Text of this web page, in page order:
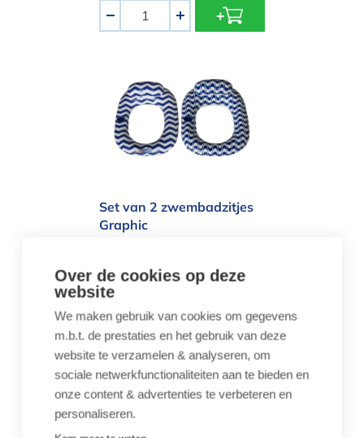
+
Set van 2 zwembadzitjes
Graphic
Drijvende zitjes set 2 wit
en blauw
Lounger Surf Zwembadzetel | Kerlis
Over de cookies op deze
website
We maken gebruik van cookies om gegevens
m.b.t. de prestaties en het gebruik van deze
website te verzamelen & analyseren, om
sociale netwerkfunctionaliteiten aan te bieden en
onze content & advertenties te verbeteren en
personaliseren.